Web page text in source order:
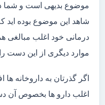
موضوع بدیهی است و شما
شاهد این موضوع بوده اید
درمانی خود اغلب
موارد دیگری از این دست
اگر گذرتان به داروخانه
اغلب دارو ها بخصوص آن